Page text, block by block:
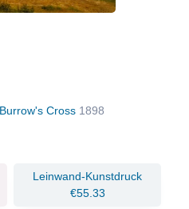
Cross 1898
Leinwand-Kunstdruck
€55.33